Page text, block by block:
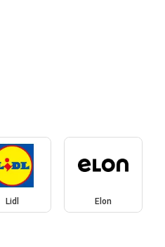
Lidl Elon